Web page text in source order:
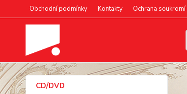
Obchodní podmínky Kontakty Ochrana soukromí
CD/DVD